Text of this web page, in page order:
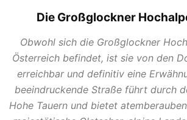
Die Großglockner
Obwohl sich die Großglockner
Österreich befindet, ist sie von den
erreichbar und definitiv eine
beeindruckende Straße führt durch
Hohe Tauern und bietet